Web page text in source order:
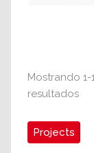
Mostrando 1-
resultados
Projects